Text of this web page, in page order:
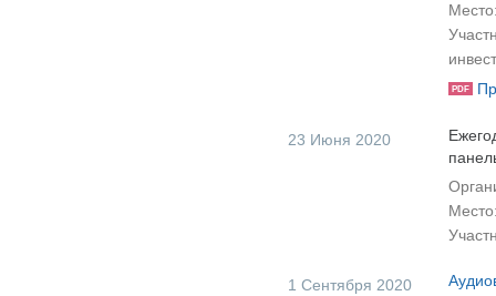
PDF
23 Июня 2020
1 Сентября 2020